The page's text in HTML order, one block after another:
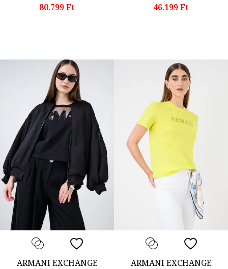
80.799 Ft 46.199 Ft
ARMANI EXCHANGE ARMANI EXCHANGE